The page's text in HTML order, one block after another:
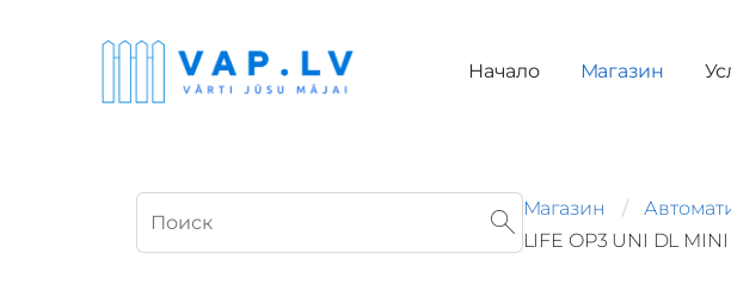
Начало Магазин
Магазин
LIFE OP3 UNI DL MINI